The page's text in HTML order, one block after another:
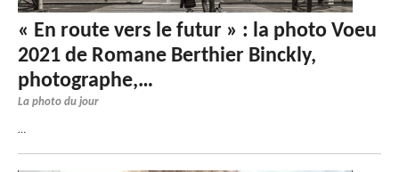
« En route vers le futur » : la photo Voeu
2021 de Romane Berthier Binckly,
photographe,…
La photo du jour
…